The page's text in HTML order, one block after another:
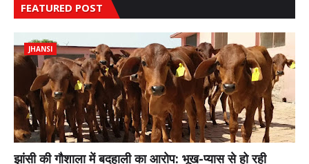
FEATURED POST
JHANSI
झांसी की गौशाला में बदहाली का आरोप: भूख-प्यास से हो रही